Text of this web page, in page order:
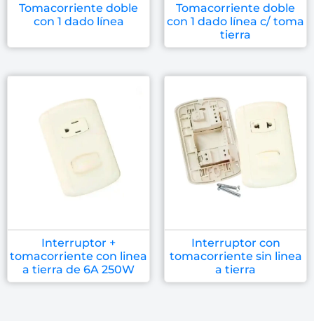
Tomacorriente doble
con 1 dado línea
Tomacorriente doble
con 1 dado línea c/ toma
tierra
Interruptor +
tomacorriente con linea
a tierra de 6A 250W
Interruptor con
tomacorriente sin linea
a tierra